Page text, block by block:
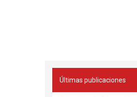
Últimas publicaciones